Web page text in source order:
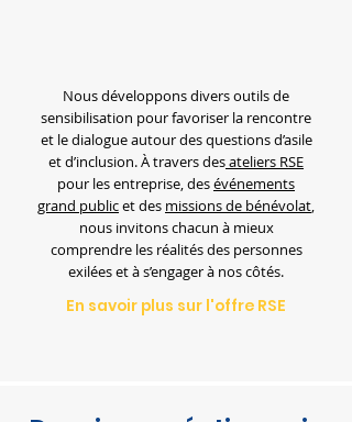
Nous développons divers outils de
sensibilisation pour favoriser la rencontre
et le dialogue autour des questions d’asile
et d’inclusion. À travers desateliers RSE
pour les entreprise, desévénements
grand publicet des missions de bénévolat,
nous invitons chacun à mieux
comprendre les réalités des personnes
exilées et à s’engager à nos côtés.
En savoir plus sur l'offre RSE